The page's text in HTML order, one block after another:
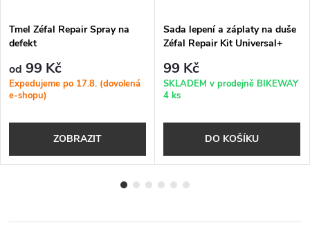
Tmel Zéfal Repair Spray na
defekt
od 99 Kč
Expedujeme po 17.8. (dovolená
e-shopu)
ZOBRAZIT
Sada lepení a záplaty na duše
Zéfal Repair Kit Universal+
99 Kč
SKLADEM v prodejně BIKEWAY
4 ks
DO KOŠÍKU